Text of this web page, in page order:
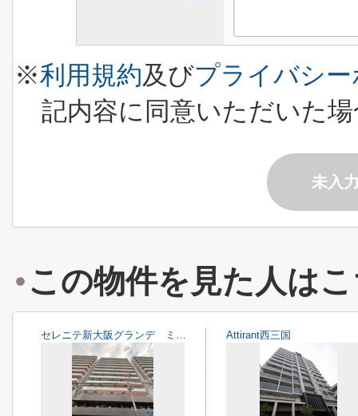
※利用規約及びプライバシ
記内容に同意いただいた
未入
この物件を見た人は
セレニテ新大阪グランデ ミリュー Attirant西三国